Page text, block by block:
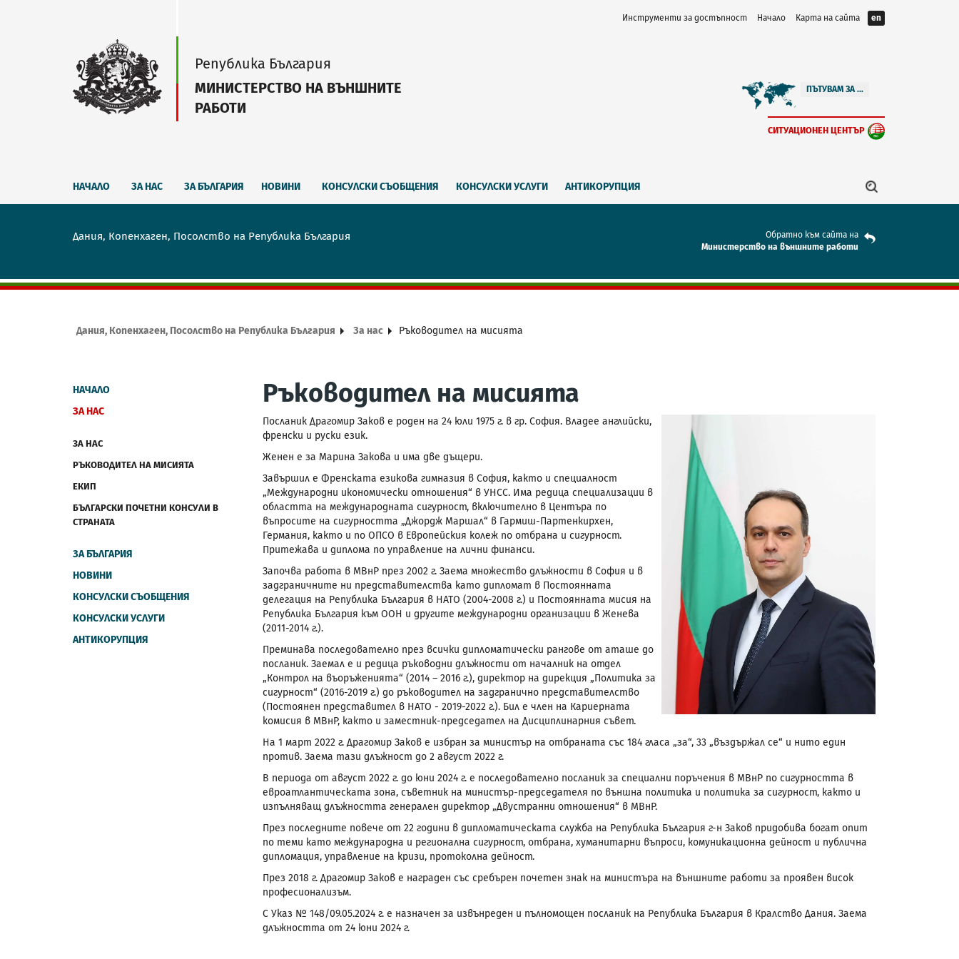
Инструменти за достъпност Начало Карта на сайта en
Република България
МИНИСТЕРСТВО НА ВЪНШНИТЕ
РАБОТИ
ПЪТУВАМ ЗА ...
СИТУАЦИОНЕН ЦЕНТЪР
НАЧАЛО ЗА НАС ЗА БЪЛГАРИЯ НОВИНИ КОНСУЛСКИ СЪОБЩЕНИЯ КОНСУЛСКИ УСЛУГИ АНТИКОРУПЦИЯ
Дания, Копенхаген, Посолство на Република България
Обратно към сайта на
Mинистерство на външните работи
Дания, Копенхаген, Посолство на Република България За нас Ръководител на мисията
НАЧАЛО
ЗА НАС
ЗА НАС
РЪКОВОДИТЕЛ НА МИСИЯТА
ЕКИП
БЪЛГАРСКИ ПОЧЕТНИ КОНСУЛИ В
СТРАНАТА
ЗА БЪЛГАРИЯ
НОВИНИ
КОНСУЛСКИ СЪОБЩЕНИЯ
КОНСУЛСКИ УСЛУГИ
АНТИКОРУПЦИЯ
Ръководител на мисията
Посланик Драгомир Заков е роден на 24 юли 1975 г. в гр. София. Владее английски,
френски и руски език.
Женен е за Марина Закова и има две дъщери.
Завършил е Френската езикова гимназия в София, както и специалност
„Международни икономически отношения“ в УНСС. Има редица специализации в
областта на международната сигурност, включително в Центъра по
въпросите на сигурността „Джордж Маршал“ в Гармиш-Партенкирхен,
Германия, както и по ОПСО в Европейския колеж по отбрана и сигурност.
Притежава и диплома по управление на лични финанси.
Започва работа в МВнР през 2002 г. Заема множество длъжности в София и в
задграничните ни представителства като дипломат в Постоянната
делегация на Република България в НАТО (2004-2008 г.) и Постоянната мисия на
Република България към ООН и другите международни организации в Женева
(2011-2014 г.).
Преминава последователно през всички дипломатически рангове от аташе до
посланик. Заемал е и редица ръководни длъжности от началник на отдел
„Контрол на въоръженията“ (2014 – 2016 г.), директор на дирекция „Политика за
сигурност“ (2016-2019 г.) до ръководител на задгранично представителство
(Постоянен представител в НАТО - 2019-2022 г.). Бил е член на Кариерната
комисия в МВнР, както и заместник-председател на Дисциплинарния съвет.
На 1 март 2022 г. Драгомир Заков е избран за министър на отбраната със 184 гласа „за“, 33 „въздържал се“ и нито един
против. Заема тази длъжност до 2 август 2022 г.
В периода от август 2022 г. до юни 2024 г. е последователно посланик за специални поръчения в МВнР по сигурността в
евроатлантическата зона, съветник на министър-председателя по външна политика и политика за сигурност, както и
изпълняващ длъжността генерален директор „Двустранни отношения“ в МВнР.
През последните повече от 22 години в дипломатическата служба на Република България г-н Заков придобива богат опит
по теми като международна и регионална сигурност, отбрана, хуманитарни въпроси, комуникационна дейност и публична
дипломация, управление на кризи, протоколна дейност.
През 2018 г. Драгомир Заков е награден със сребърен почетен знак на министъра на външните работи за проявен висок
професионализъм.
С Указ № 148/09.05.2024 г. е назначен за извънреден и пълномощен посланик на Република България в Кралство Дания. Заема
длъжността от 24 юни 2024 г.